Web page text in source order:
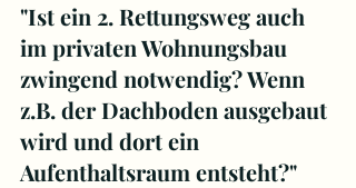
"Ist ein 2. Rettungsweg auch
im privaten Wohnungsbau
zwingend notwendig? Wenn
z.B. der Dachboden ausgebaut
wird und dort ein
Aufenthaltsraum entsteht?"